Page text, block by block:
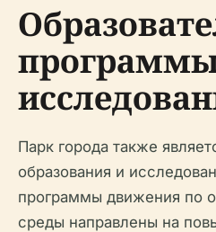
Парк города также
образования и
программы движения по
среды направлены на